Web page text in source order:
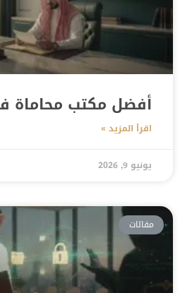
أفضل مكتب محاماة
اقرأ المزيد »
يونيو 9, 2026
مقالات